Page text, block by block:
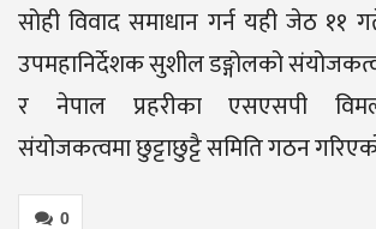
सोही विवाद समाधान गर्न यही जेठ ११
उपमहानिर्देशक सुशील डङ्गोलको
र नेपाल प्रहरीका एसएसपी
संयोजकत्वमा छुट्टाछुट्टै समिति गठन
0